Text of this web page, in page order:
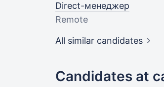
Direct-менеджер
Remote
All similar candidates
Candidates at